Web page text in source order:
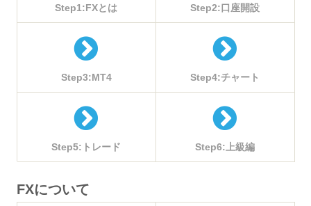
Step1:FXとは Step2:口座開設
Step3:MT4 Step4:チャート
Step5:トレード Step6:上級編
FXについて